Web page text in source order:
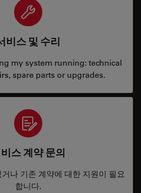
비스 및 수리
my system running: technical
spare parts or upgrades.
스 계약 문의
나 기존 계약에 대한 지원이 필요
합니다.